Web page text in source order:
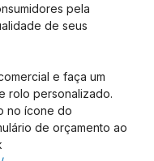
pela
de seus
e faça um
rolo personalizado.
no ícone do
de orçamento ao